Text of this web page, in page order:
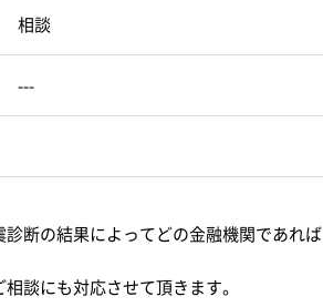
相談
---
断の結果によってどの金融機関であれば
談にも対応させて頂きます。